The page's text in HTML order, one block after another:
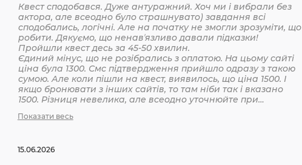
Квест сподобався. Дуже антуражний. Хоч ми і вибрали без
актора, але всеодно було страшнувато) завдання всі
сподобались, логічні. Але на початку не змогли зрозуміти, що
робити. Дякуємо, що ненавʼязливо давали підказки!
Пройшли квест десь за 45-50 хвилин.
Єдиний мінус, що не розібрались з оплатою. На цьому сайті
ціна була 1300. Смс підтвердження прийшло одразу з такою
сумою. Але коли пішли на квест, виявилось, що ціна 1500. І
якщо бронювати з інших сайтів, то там ніби так і вказано
1500. Різниця невелика, але всеодно уточнюйте при
Показати весь
15.06.2026